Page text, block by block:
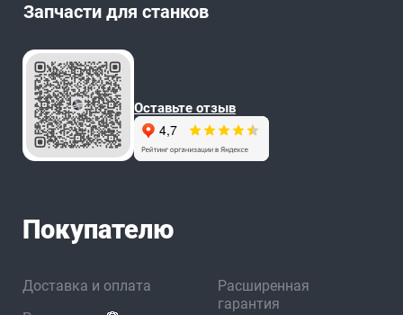
Запчасти для станков
Оставьте отзыв
Покупателю
Доставка и оплата
Расширенная
гарантия